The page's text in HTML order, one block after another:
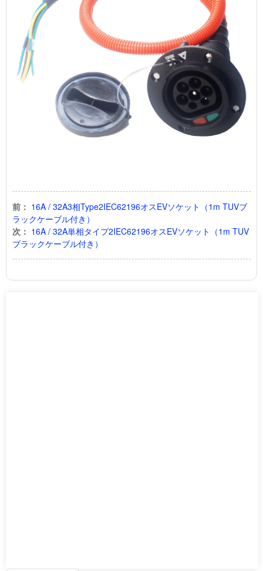
前： 16A / 32A3相Type2IEC62196オスEVソケット（1m TUVブ
ラックケーブル付き）
次： 16A / 32A単相タイプ2IEC62196オスEVソケット（1m TUV
ブラックケーブル付き）